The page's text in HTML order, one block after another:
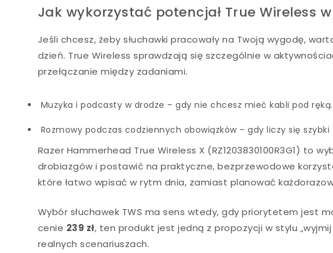
Jak wykorzystać potencjał True Wireless
Jeśli chcesz, żeby słuchawki pracowały na Twoją wygodę,
dzień. True Wireless sprawdzają się szczególnie w
przełączanie między zadaniami.
Muzyka i podcasty w drodze – gdy nie chcesz mieć kabli pod ręką.
Rozmowy podczas codziennych obowiązków – gdy liczy się szybki
Razer Hammerhead True Wireless X (RZ1203830100R3G1) to
drobiazgów i postawić na praktyczne, bezprzewodowe
które łatwo wpisać w rytm dnia, zamiast planować
Wybór słuchawek TWS ma sens wtedy, gdy priorytetem jest
cenie 239 zł, ten produkt jest jedną z propozycji w stylu
realnych scenariuszach.